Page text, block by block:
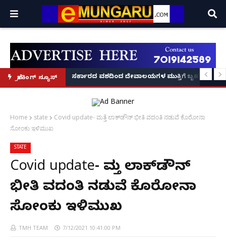
ಬ್ರೇಕಿಂಗ್ ನ್ಯೂಸ್
ಆರಂಭ' – ಸಚಿವ ಯು.ಟಿ. ಖಾದರ್ ಅಭಯ!ಸರ್ಕಾರದ ವಶದಿಂದ ದೇವಾಲಯಗಳ ಮುಕ್ತಿಗೆ ಬೃಹತ್
Home state
Covid update- ಮತ್ತೆ ಲಾಕ್‌ಡೌನ್ ಭೀತಿ ವದಂತಿ ನಡುವೆ ಕೊರೋನಾ
ಸೋಂಕು ಇಳಿಮುಖ
STATE
Covid update- ಮತ್ತೆ ಲಾಕ್‌ಡೌನ್
ಭೀತಿ ವದಂತಿ ನಡುವೆ ಕೊರೋನಾ
ಸೋಂಕು ಇಳಿಮುಖ
TMH TEAM 7/12/2021 10:41:00 PM